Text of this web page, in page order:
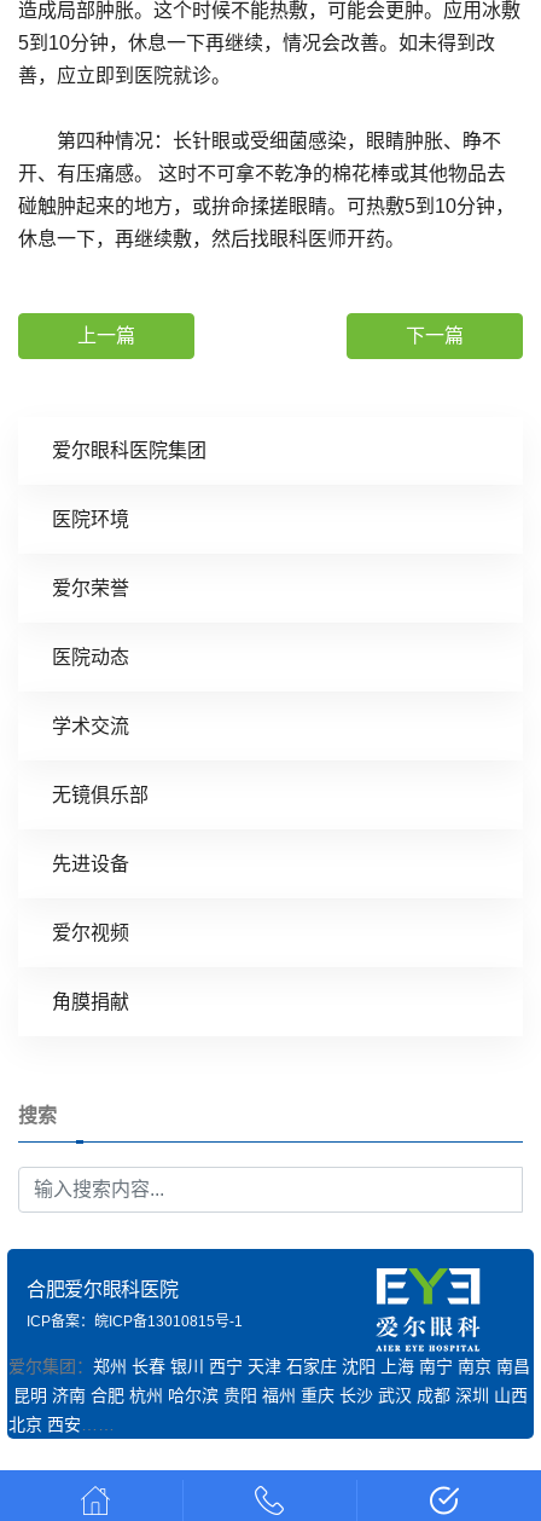
爱尔眼科医院集团
医院环境
爱尔荣誉
医院动态
学术交流
无镜俱乐部
先进设备
爱尔视频
角膜捐献
搜索
造成局部肿胀。这个时候不能热敷，可能会更肿。应用冰敷
5到10分钟，休息一下再继续，情况会改善。如未得到改
善，应立即到医院就诊。
第四种情况：长针眼或受细菌感染，眼睛肿胀、睁不
开、有压痛感。 这时不可拿不乾净的棉花棒或其他物品去
碰触肿起来的地方，或拚命揉搓眼睛。可热敷5到10分钟，
休息一下，再继续敷，然后找眼科医师开药。
上一篇 下一篇
合肥爱尔眼科医院
ICP备案：皖ICP备13010815号-1
爱尔集团： 郑州 长春 银川 西宁 天津 石家庄 沈阳 上海 南宁 南京 南昌
昆明 济南 合肥 杭州 哈尔滨 贵阳 福州 重庆 长沙 武汉 成都 深圳 山西
北京 西安